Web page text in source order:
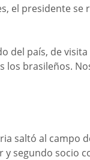
el presidente se
del país, de
los brasileños.
saltó al campo
segundo socio